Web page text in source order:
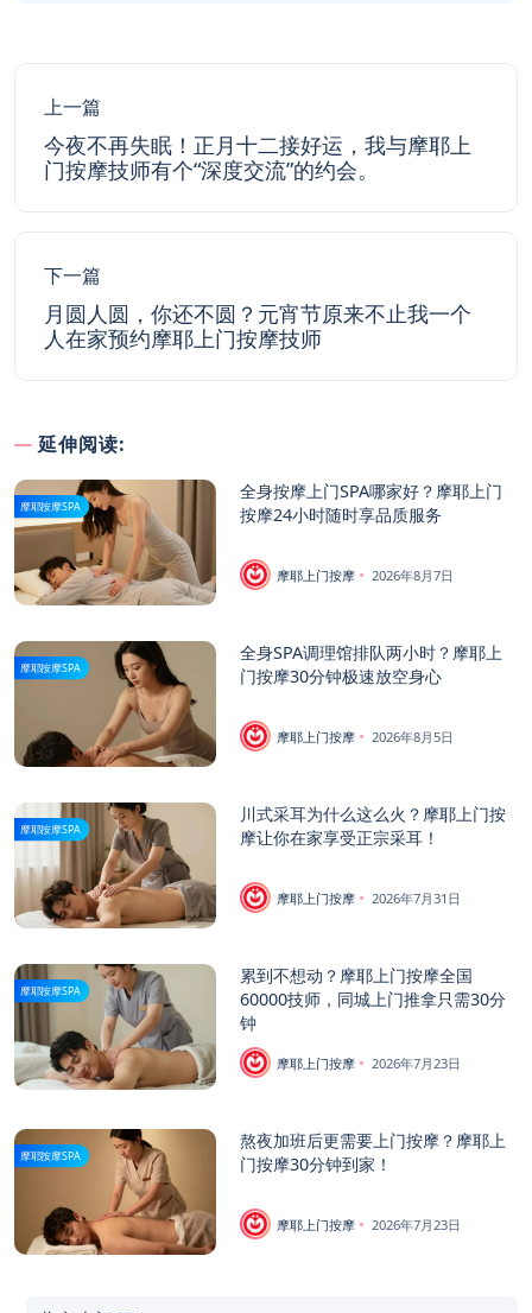
上一篇
今夜不再失眠！正月十二接好运，我与摩耶上
门按摩技师有个“深度交流”的约会。
下一篇
月圆人圆，你还不圆？元宵节原来不止我一个
人在家预约摩耶上门按摩技师
延伸阅读:
摩耶按摩SPA
全身按摩上门SPA哪家好？摩耶上门
按摩24小时随时享品质服务
摩耶上门按摩 2026年8月7日
摩耶按摩SPA
全身SPA调理馆排队两小时？摩耶上
门按摩30分钟极速放空身心
摩耶上门按摩 2026年8月5日
摩耶按摩SPA
川式采耳为什么这么火？摩耶上门按
摩让你在家享受正宗采耳！
摩耶上门按摩 2026年7月31日
摩耶按摩SPA
累到不想动？摩耶上门按摩全国
60000技师，同城上门推拿只需30分
钟
摩耶上门按摩 2026年7月23日
摩耶按摩SPA
熬夜加班后更需要上门按摩？摩耶上
门按摩30分钟到家！
摩耶上门按摩 2026年7月23日